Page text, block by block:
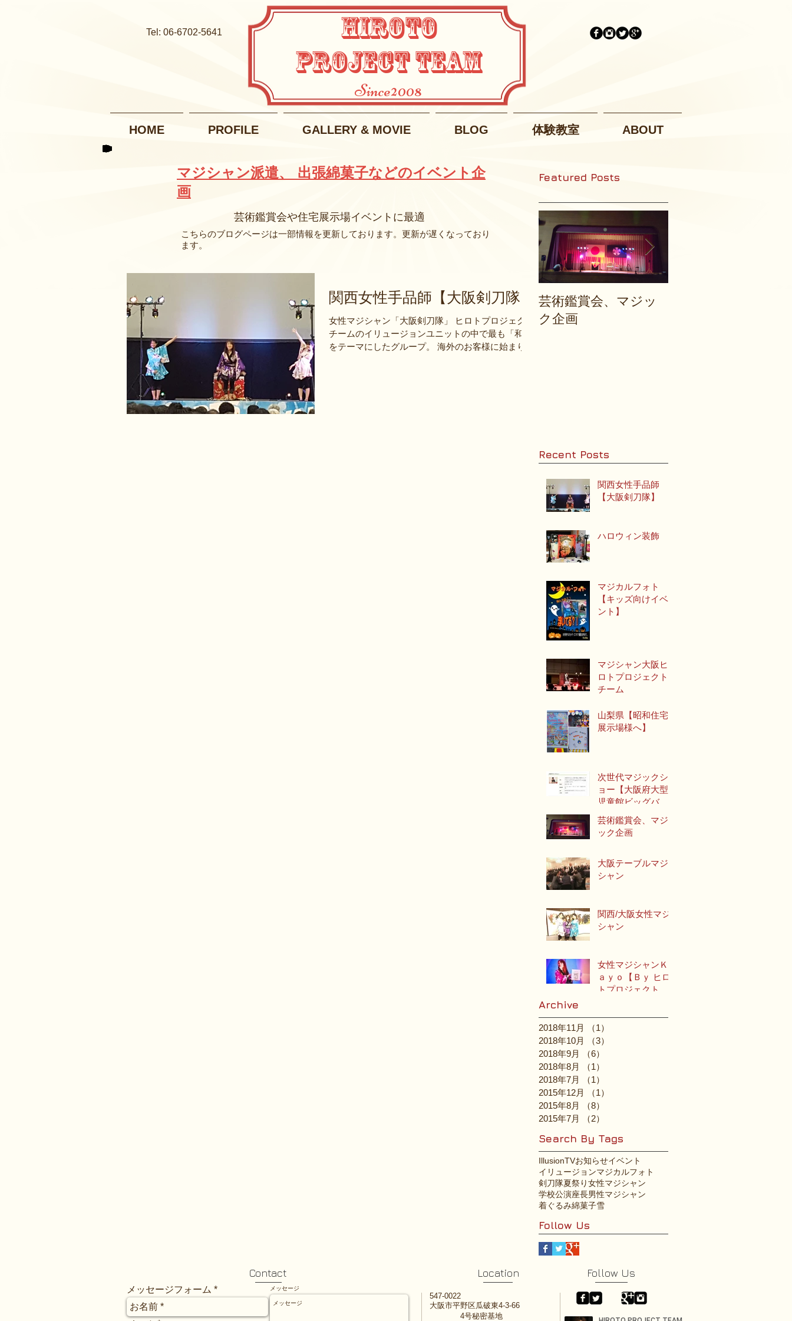
Tel: 06-6702-5641
HIROTO
PROJECT TEAM
Since2008
HOME PROFILE GALLERY & MOVIE BLOG 体験教室 ABOUT
マジシャン派遣、 出張綿菓子などのイベント企
画
Featured Posts
芸術鑑賞会や住宅展示場イベントに最適
こちらのブログページは一部情報を更新しております。更新が遅くなっており
ます。
関西女性手品師【大阪剣刀隊】
女性マジシャン「大阪剣刀隊」 ヒロトプロジェクト
チームのイリュージョンユニットの中で最も「和」
をテーマにしたグループ。 海外のお客様に始まり、
芸術鑑賞会、マジッ
ク企画
Recent Posts
関西女性手品師
【大阪剣刀隊】
ハロウィン装飾
マジカルフォト
【キッズ向けイベ
ント】
マジシャン大阪ヒ
ロトプロジェクト
チーム
山梨県【昭和住宅
展示場様へ】
次世代マジックシ
ョー【大阪府大型
児童館ビッグバ
ン】
芸術鑑賞会、マジ
ック企画
大阪テーブルマジ
シャン
関西/大阪女性マジ
シャン
女性マジシャンＫ
ａｙｏ【Ｂｙ ヒロ
トプロジェクトチ
Archive
2018年11月 （1）
2018年10月
（3）
2018年9月
（6）
2018年8月
（1）
2018年7月
（1）
2015年12月
（1）
2015年8月
（8）
2015年7月
（2）
Search By Tags
IllusionTVお知らせイベント
イリュージョンマジカルフォト
剣刀隊夏祭り女性マジシャン
学校公演座長男性マジシャン
着ぐるみ綿菓子雪
Follow Us
Contact
メッセージフォーム メッセージ
Location Follow Us
547-0022
大阪市平野区瓜破東4-3-66
4号秘密基地